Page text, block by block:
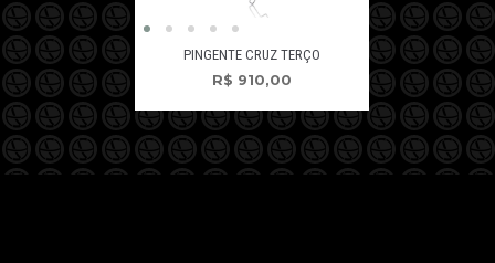
PINGENTE CRUZ TERÇO
R$ 910,00